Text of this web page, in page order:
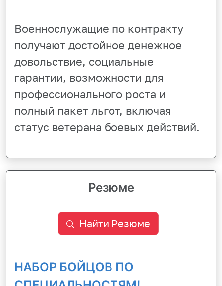
Военнослужащие по контракту
получают достойное денежное
довольствие, социальные
гарантии, возможности для
профессионального роста и
полный пакет льгот, включая
статус ветерана боевых действий.
Резюме
Найти Резюме
НАБОР БОЙЦОВ ПО